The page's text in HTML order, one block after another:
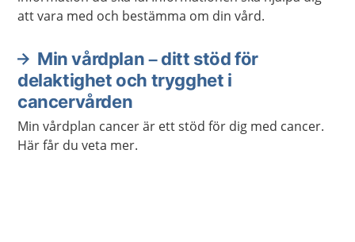
att vara med och bestämma om din vård.
Min vårdplan – ditt stöd för
delaktighet och trygghet i
cancervården
Min vårdplan cancer är ett stöd för dig med cancer.
Här får du veta mer.